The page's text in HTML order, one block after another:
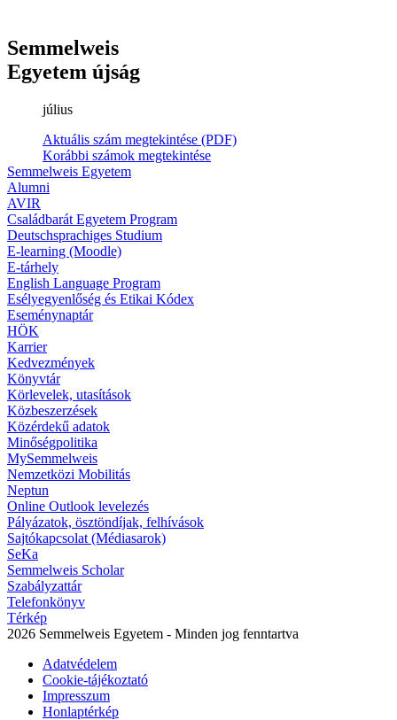
Semmelweis
Egyetem újság
július
Aktuális szám megtekintése (PDF)
Korábbi számok megtekintése
Semmelweis Egyetem
Alumni
AVIR
Családbarát Egyetem Program
Deutschsprachiges Studium
E-learning (Moodle)
E-tárhely
English Language Program
Esélyegyenlőség és Etikai Kódex
Eseménynaptár
HÖK
Karrier
Kedvezmények
Könyvtár
Körlevelek, utasítások
Közbeszerzések
Közérdekű adatok
Minőségpolitika
MySemmelweis
Nemzetközi Mobilitás
Neptun
Online Outlook levelezés
Pályázatok, ösztöndíjak, felhívások
Sajtókapcsolat (Médiasarok)
SeKa
Semmelweis Scholar
Szabályzattár
Telefonkönyv
Térkép
2026 Semmelweis Egyetem - Minden jog fenntartva
Adatvédelem
Cookie-tájékoztató
Impresszum
Honlaptérkép